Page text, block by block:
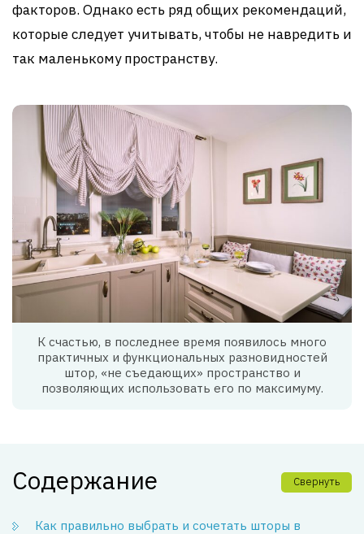
факторов. Однако есть ряд общих рекомендаций,
которые следует учитывать, чтобы не навредить и
так маленькому пространству.
К счастью, в последнее время появилось много
практичных и функциональных разновидностей
штор, «не съедающих» пространство и
позволяющих использовать его по максимуму.
Содержание Свернуть
Как правильно выбрать и сочетать шторы в